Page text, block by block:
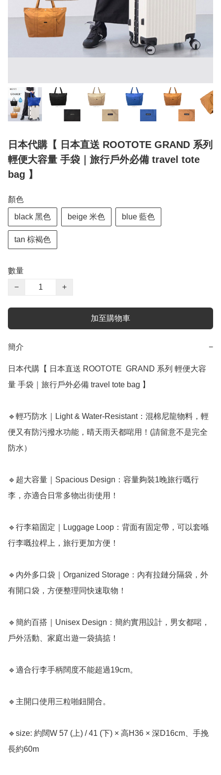
日本代購【 日本直送 ROOTOTE GRAND 系列
輕便大容量 手袋｜旅行戶外必備 travel tote
bag 】
顏色
black 黑色 beige 米色 blue 藍色
tan 棕褐色
數量
−
+
加至購物車
簡介 −
日本代購【 日本直送 ROOTOTE  GRAND 系列 輕便大容
量 手袋｜旅行戶外必備 travel tote bag 】﻿﻿
🔹輕巧防水｜Light & Water-Resistant：混棉尼龍物料，輕
便又有防污撥水功能，晴天雨天都啱用！(請留意不是完全
防水）
🔹超大容量｜Spacious Design：容量夠裝1晚旅行嘅行
李，亦適合日常多物出街使用！
🔹行李箱固定｜Luggage Loop：背面有固定帶，可以套喺
行李嘅拉桿上，旅行更加方便！
🔹內外多口袋｜Organized Storage：內有拉鏈分隔袋，外
有開口袋，方便整理同快速取物！
🔹簡約百搭｜Unisex Design：簡約實用設計，男女都啱，
戶外活動、家庭出遊一袋搞掂！
🔹適合行李手柄闊度不能超過19cm。
🔹主開口使用三粒啪鈕開合。
🔹size: 約闊W 57 (上) / 41 (下) × 高H36 × 深D16cm、手挽
長約60m